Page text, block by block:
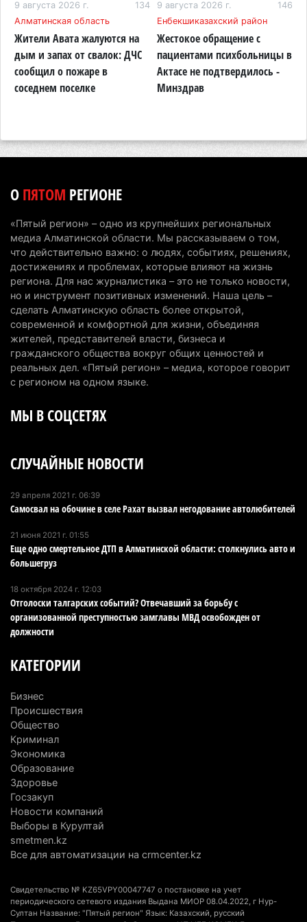
На фоне строительного бума в Алматинской
области приостановили лицензии 149 компаний
7 августа 2026 г. 16:57
Казахстанские абитуриенты узнали, кто получил
образовательные гранты
морских контейнерах
В Талгарском районе загорелись строительные
карьера
7 августа 2026 г. 09:52 227
Жители Алматы и Алматинской области смогут
увидеть долги своего дома в квитанциях за свет
7 августа 2026 г. 06:28
В Алматинской области отменили приговор за
наркотики из-за того, что подсудимому не дали
последнее слово
Проезд по БАКАД резко подорожал: в
тарифы
Сильнейшие дзюдоисты мира приехали на
6 августа 2026 г. 12:12
первоклассников начнут учить искусственному
интеллекту
6 августа 2026 г. 10:47
считают себя бедными
6 августа 2026 г. 09:52
Пожар в Аксайском ущелье под Алматы
полностью ликвидирован спустя три дня
6 августа 2026 г. 08:51
Минэкологии опровергло фото тигра возле села
в Алматинской области
5 августа 2026 г. 17:06
Казахстан стал лидером Центральной Азии в
5 августа 2026 г. 13:55
Казахстан может начать выпуск экологичного
9 августа 2026 г.
134
Алматинская область
Жители Авата жалуются на
дым и запах от свалок: ДЧС
сообщил о пожаре в
соседнем поселке
9 августа 2026 г.
146
Енбекшиказахский район
Жестокое обращение с
пациентами психбольницы в
Актасе не подтвердилось -
Минздрав
ОПЯТОМ РЕГИОНЕ
«Пятый регион» – одно из крупнейших региональных
медиа Алматинской области. Мы рассказываем о том,
что действительно важно: о людях, событиях, решениях,
достижениях и проблемах, которые влияют на жизнь
региона. Для нас журналистика – это не только новости,
но и инструмент позитивных изменений. Наша цель –
сделать Алматинскую область более открытой,
современной и комфортной для жизни, объединяя
жителей, представителей власти, бизнеса и
гражданского общества вокруг общих ценностей и
реальных дел. «Пятый регион» – медиа, которое говорит
с регионом на одном языке.
МЫ В СОЦСЕТЯХ
СЛУЧАЙНЫЕ НОВОСТИ
29 апреля 2021 г. 06:39
Самосвал на обочине в селе Рахат вызвал негодование автолюбителей
21 июня 2021 г. 01:55
Еще одно смертельное ДТП в Алматинской области: столкнулись авто и
большегруз
18 октября 2024 г. 12:03
Отголоски талгарских событий? Отвечавший за борьбу с
организованной преступностью замглавы МВД освобожден от
должности
КАТЕГОРИИ
Бизнес
Происшествия
Общество
Криминал
Экономика
Образование
Здоровье
Госзакуп
Новости компаний
Выборы в Курултай
smetmen.kz
Все для автоматизации на crmcenter.kz
Свидетельство № KZ65VPY00047747 о постановке на учет
периодического сетевого издания Выдана МИОР 08.04.2022, г Нур-
Султан Название: "Пятый регион" Язык: Казахский, русский